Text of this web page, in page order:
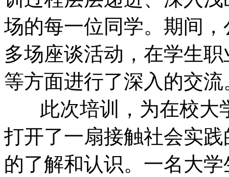
场的每一位同学。期间
多场座谈活动，在学生
等方面进行了深入的交流
此次培训，为在校大
打开了一扇接触社会实
的了解和认识。一名大